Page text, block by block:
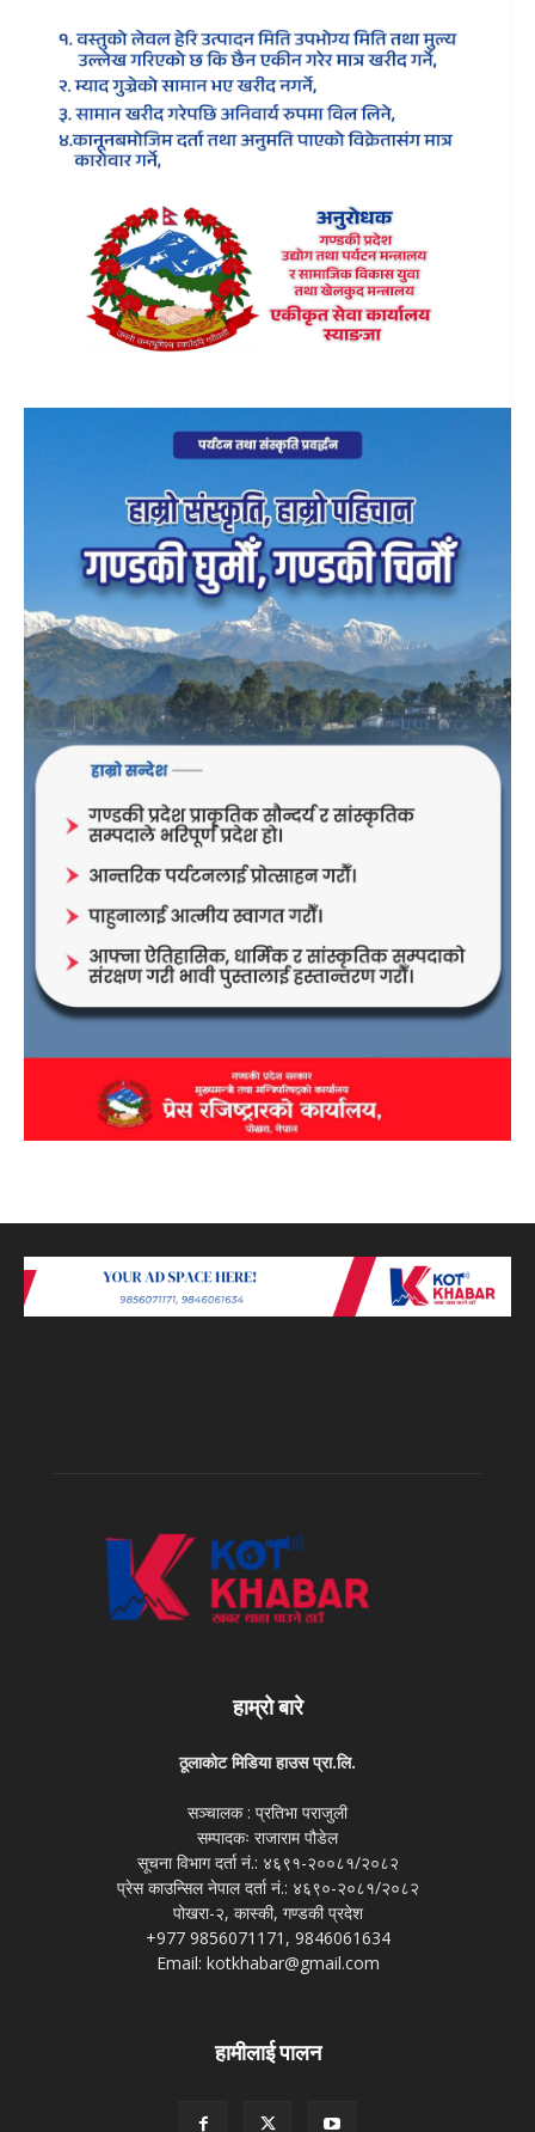
हाम्रो बारे
ठूलाकोट मिडिया हाउस प्रा.लि.
सञ्चालक : प्रतिभा पराजुली
सम्पादकः राजाराम पौडेल
सूचना विभाग दर्ता नं.: ४६९१-२००८१/२०८२
प्रेस काउन्सिल नेपाल दर्ता नं.: ४६९०-२०८१/२०८२
पोखरा-२, कास्की, गण्डकी प्रदेश
+977 9856071171, 9846061634
Email: kotkhabar@gmail.com
हामीलाई पालन